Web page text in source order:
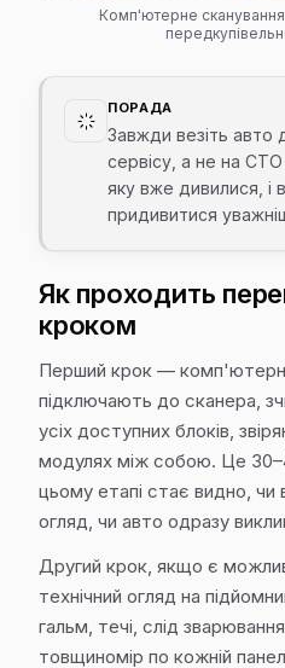
Комп'ютерне
ПОРАДА
Завжди везіть авто
сервісу, а не на
яку вже дивилися, і
придивитися
Як проходить
кроком
Перший крок —
підключають до сканера,
усіх доступних блоків,
модулях між собою. Це
цьому етапі стає видно,
огляд, чи авто одразу
Другий крок, якщо є
технічний огляд на
гальм, течі, слід
товщиномір по кожній